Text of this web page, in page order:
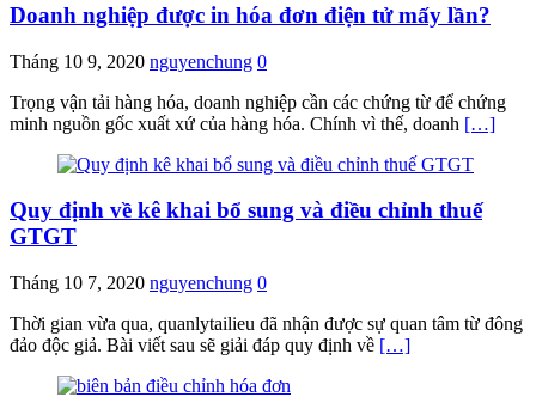
Doanh nghiệp được in hóa đơn điện tử mấy lần?
Tháng 10 9, 2020 nguyenchung 0
Trọng vận tải hàng hóa, doanh nghiệp cần các chứng từ để chứng
minh nguồn gốc xuất xứ của hàng hóa. Chính vì thế, doanh […]
Quy định về kê khai bổ sung và điều chỉnh thuế
GTGT
Tháng 10 7, 2020 nguyenchung 0
Thời gian vừa qua, quanlytailieu đã nhận được sự quan tâm từ đông
đảo độc giả. Bài viết sau sẽ giải đáp quy định về […]